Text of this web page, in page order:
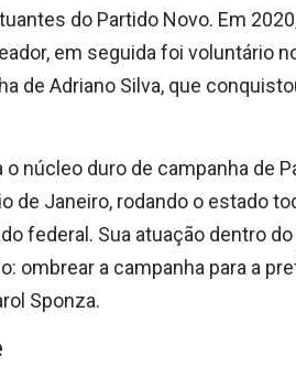
do Partido Novo. Em
em seguida foi voluntário
de Adriano Silva, que
o núcleo duro de campanha de
de Janeiro, rodando o estado
federal. Sua atuação dentro
ombrear a campanha para a
Sponza.